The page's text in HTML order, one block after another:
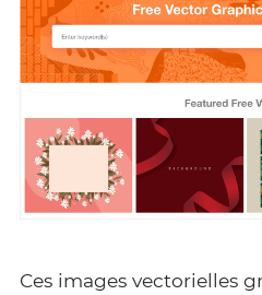
Ces images vectorielles